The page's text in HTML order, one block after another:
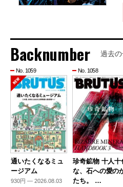
Backnumber 過去
No. 1059
通いたくなるミュ
ージアム
930円 — 2026.08.03
No. 1058
珍奇鉱物 十人十
な、石への愛の
たち。 …